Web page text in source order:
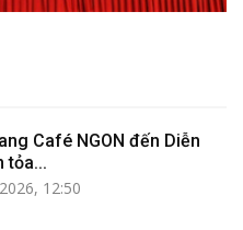
Café NGON đến Diễn
tỏa...
12:50